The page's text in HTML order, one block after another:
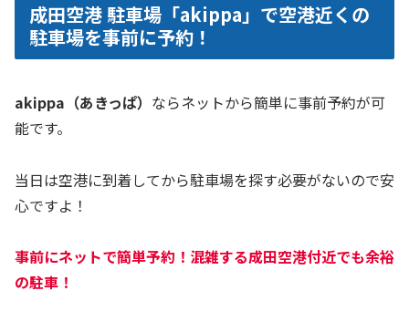
成田空港 駐車場「akippa」で空港近くの
駐車場を事前に予約！
akippa（あきっぱ） ならネットから簡単に事前予約が可
能です。
当日は空港に到着してから駐車場を探す必要がないので安
心ですよ！
事前にネットで簡単予約！混雑する成田空港付近でも余裕
の駐車！